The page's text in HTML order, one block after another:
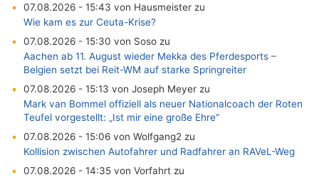
07.08.2026 - 15:43 von Hausmeister zu
Wie kam es zur Ceuta-Krise?
07.08.2026 - 15:30 von Soso zu
Aachen ab 11. August wieder Mekka des Pferdesports –
Belgien setzt bei Reit-WM auf starke Springreiter
07.08.2026 - 15:13 von Joseph Meyer zu
Mark van Bommel offiziell als neuer Nationalcoach der Roten
Teufel vorgestellt: „Ist mir eine große Ehre“
07.08.2026 - 15:06 von Wolfgang2 zu
Kollision zwischen Autofahrer und Radfahrer an RAVeL-Weg
07.08.2026 - 14:35 von Vorfahrt zu